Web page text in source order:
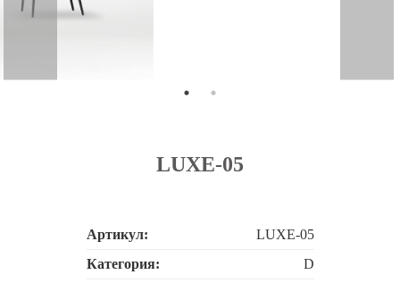
LUXE-05
Артикул:
LUXE-05
Категория:
D